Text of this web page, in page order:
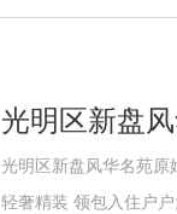
光明区新盘
光明区新盘风华名苑原
轻奢精装 领包入住️户